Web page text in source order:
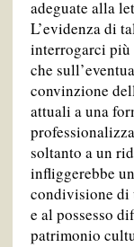
adeguate alla
L’evidenza di
interrogarci più
che
convinzione
attuali a una
soltanto a un
infliggerebbe
condivisione di
e al possesso
patrimonio